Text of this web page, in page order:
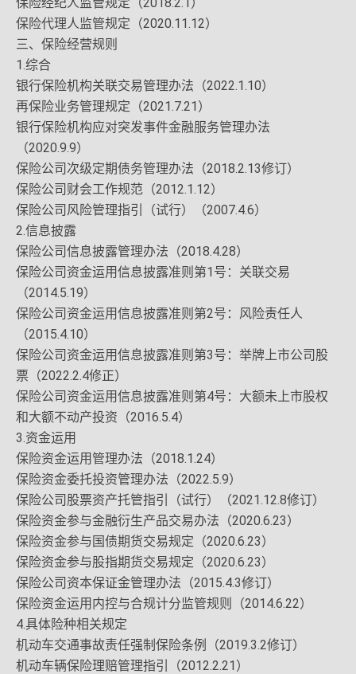
保险代理人监管规定（2020.11.12）
三、保险经营规则
1.综合
银行保险机构关联交易管理办法（2022.1.10）
再保险业务管理规定（2021.7.21）
银行保险机构应对突发事件金融服务管理办法
（2020.9.9）
保险公司次级定期债务管理办法（2018.2.13修订）
保险公司财会工作规范（2012.1.12）
保险公司风险管理指引（试行）（2007.4.6）
2.信息披露
保险公司信息披露管理办法（2018.4.28）
保险公司资金运用信息披露准则第1号：关联交易
（2014.5.19）
保险公司资金运用信息披露准则第2号：风险责任人
（2015.4.10）
保险公司资金运用信息披露准则第3号：举牌上市公司股
票（2022.2.4修正）
保险公司资金运用信息披露准则第4号：大额未上市股权
和大额不动产投资（2016.5.4）
3.资金运用
保险资金运用管理办法（2018.1.24）
保险资金委托投资管理办法（2022.5.9）
保险公司股票资产托管指引（试行）（2021.12.8修订）
保险资金参与金融衍生产品交易办法（2020.6.23）
保险资金参与国债期货交易规定（2020.6.23）
保险资金参与股指期货交易规定（2020.6.23）
保险公司资本保证金管理办法（2015.4.3修订）
保险资金运用内控与合规计分监管规则（2014.6.22）
4.具体险种相关规定
机动车交通事故责任强制保险条例（2019.3.2修订）
机动车辆保险理赔管理指引（2012.2.21）